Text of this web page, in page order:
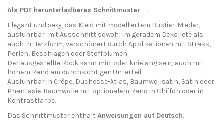
Als PDF herunterladbares Schnittmuster →
Elegant und sexy, das Kleid mit modelliertem Bustier-Mieder,
ausführbar mit Ausschnitt sowohl im geradem Dekolleté als
auch in Herzform, verschönert durch Applikationen mit Strass,
Perlen, Beschlägen oder Stoffblumen.
Der ausgestellte Rock kann mini oder knielang sein, auch mit
hohem Rand am durchsichtigen Unterteil.
Ausführbar in Crêpe, Duchesse-Atlas, Baumwollsatin, Satin oder
Phantasie-Baumwolle mit optionalem Rand in Chiffon oder in
Kontrastfarbe.
Das Schnittmuster enthält Anweisungen auf Deutsch.